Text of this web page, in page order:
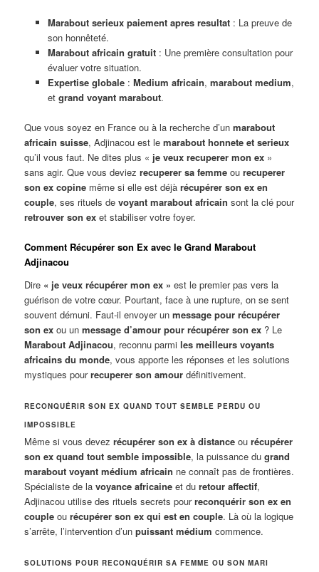
Marabout serieux paiement apres resultat: La preuve de
son honnêteté.
Marabout africain gratuit: Une première consultation pour
évaluer votre situation.
Expertise globale: Medium africain, marabout medium,
et grand voyant marabout.
Que vous soyez en France ou à la recherche d’unmarabout
africain suisse, Adjinacou est lemarabout honnete et serieux
qu’il vous faut. Ne dites plus « je veux recuperer mon ex »
sans agir. Que vous deviezrecuperer sa femme ourecuperer
son ex copine même si elle est déjàrécupérer son ex en
couple, ses rituels devoyant marabout africain sont la clé pour
retrouver son ex et stabiliser votre foyer.
Comment Récupérer son Ex avec le Grand Marabout
Adjinacou
Dire « je veux récupérer mon ex » est le premier pas vers la
guérison de votre cœur. Pourtant, face à une rupture, on se sent
souvent démuni. Faut-il envoyer unmessage pour récupérer
son ex ou unmessage d’amour pour récupérer son ex ? Le
Marabout Adjinacou, reconnu parmiles meilleurs voyants
africains du monde, vous apporte les réponses et les solutions
mystiques pourrecuperer son amour définitivement.
RECONQUÉRIR SON EX QUAND TOUT SEMBLE PERDU OU
IMPOSSIBLE
Même si vous devezrécupérer son ex à distance ourécupérer
son ex quand tout semble impossible, la puissance dugrand
marabout voyant médium africain ne connaît pas de frontières.
Spécialiste de lavoyance africaine et duretour affectif,
Adjinacou utilise des rituels secrets pourreconquérir son ex en
couple ourécupérer son ex qui est en couple. Là où la logique
s’arrête, l’intervention d’unpuissant médium commence.
SOLUTIONS POUR RECONQUÉRIR SA FEMME OU SON MARI